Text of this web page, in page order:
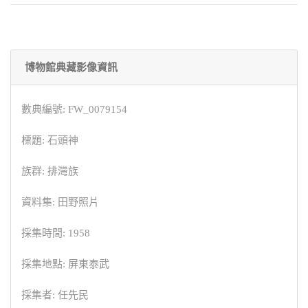
博物館典藏影像資訊
數典編號: FW_0079154
標題: 石頭神
族群: 排灣族
資料集: 田野照片
採集時間: 1958
採集地點: 屏東泰武
採集者: 任先民